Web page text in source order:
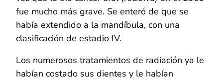
fue mucho más grave. Se enteró de que se
había extendido a la mandíbula, con una
clasificación de estadio IV.
Los numerosos tratamientos de radiación ya le
habían costado sus dientes y le habían